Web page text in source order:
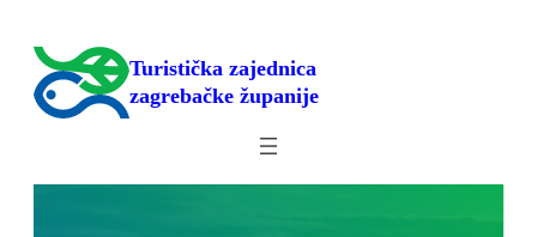
sadržaja
Turistička zajednica
zagrebačke županije